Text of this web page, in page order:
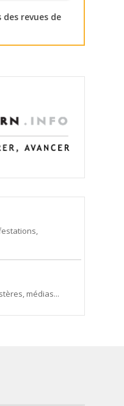
revues de
médias...